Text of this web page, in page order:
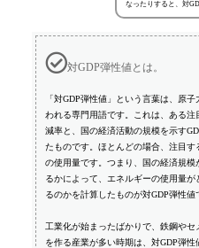
なったりすると、対
対GDP弾性値とは。
「対GDP弾性値」という言葉は、原
われる専門用語です。これは、ある注
減率と、国の経済活動の規模を示す
たものです。ほとんどの場合、注目す
の使用量です。つまり、国の経済規模
るかによって、エネルギーの使用量が
るのかを計算したものが対GDP弾性値
工業化が始まったばかりで、鉄鋼やセ
を作る産業が多い時期は、対GDP弾性